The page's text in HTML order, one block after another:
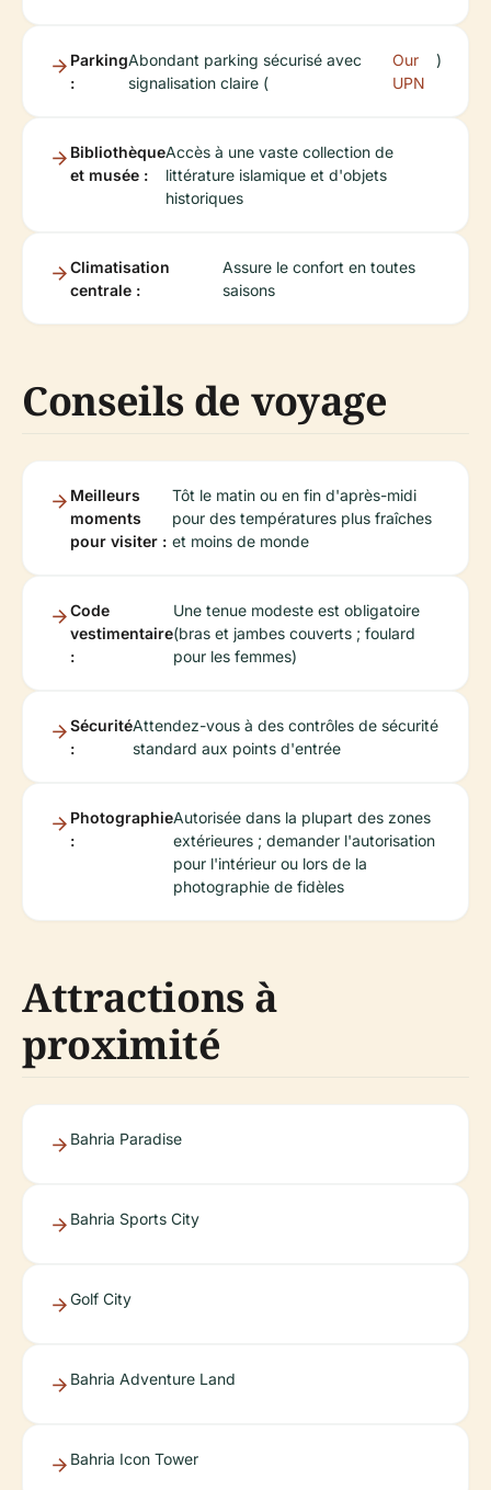
Parking
:
Abondant parking sécurisé avec
signalisation claire (
Our
UPN
)
Bibliothèque
et musée :
Accès à une vaste collection de
littérature islamique et d'objets
historiques
Climatisation
centrale :
Assure le confort en toutes
saisons
Conseils de voyage
Meilleurs
moments
pour visiter :
Tôt le matin ou en fin d'après-midi
pour des températures plus fraîches
et moins de monde
Code
vestimentaire
:
Une tenue modeste est obligatoire
(bras et jambes couverts ; foulard
pour les femmes)
Sécurité
:
Attendez-vous à des contrôles de sécurité
standard aux points d'entrée
Photographie
:
Autorisée dans la plupart des zones
extérieures ; demander l'autorisation
pour l'intérieur ou lors de la
photographie de fidèles
Attractions à
proximité
Bahria Paradise
Bahria Sports City
Golf City
Bahria Adventure Land
Bahria Icon Tower